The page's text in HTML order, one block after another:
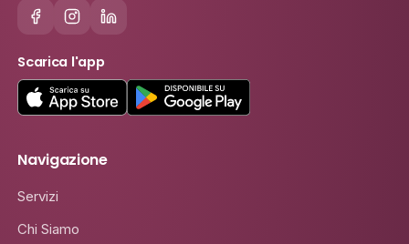
Scarica l'app
Navigazione
Servizi
Chi Siamo